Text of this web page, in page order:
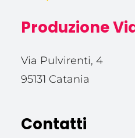
Produzione
Via Pulvirenti, 4
95131 Catania
Contatti